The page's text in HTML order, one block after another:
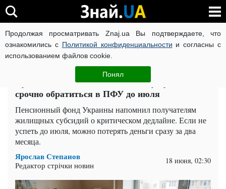
Продолжая просматривать Znaj.ua Вы подтверждаете, что
ознакомились с Политикой конфиденциальности и согласны с
использованием файлов cookie.
Понял
ВОЙНА РОССИИ ПРОТИВ УКРАИНЫ КОРОНАВИРУС В
ЧИТАТИ УКРАЇНСЬКОЮ
Субсидию начислят не всем: кому нужно
срочно обратиться в ПФУ до июля
Пенсионный фонд Украины напомнил получателям
жилищных субсидий о критическом дедлайне. Если не
успеть до июля, можно потерять деньги сразу за два
месяца.
Ярослав Степанов
Редактор стрічки новин 18 июня, 02:30